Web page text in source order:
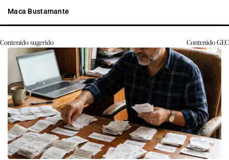
Maca Bustamante
Contenido sugerido ContenidoGEC